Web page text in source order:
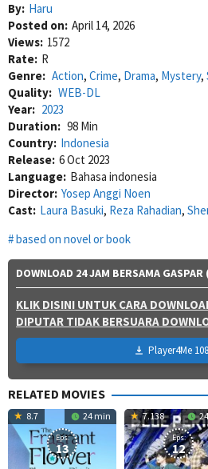
By: Haru
Posted on: April 14, 2026
Views: 1572
Rate: R
Genre: Action, Crime, Drama, Mystery,
Quality: WEB-DL
Year: 2023
Duration: 98 Min
Country: Indonesia
Release: 6 Oct 2023
Language: Bahasa indonesia
Director: Yosep Anggi Noen
Cast: Laura Basuki, Reza Rahadian,
based on novel or book
DOWNLOAD 24 JAM BERSAMA GASPAR
KLIK DISINI UNTUK CARA
DIPUTAR TIDAK BERSUARA
Player4Me
RELATED MOVIES
8.7 24 min
Eps:
13
7.138
Eps:
12